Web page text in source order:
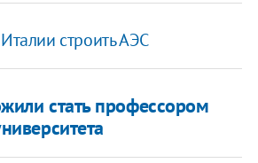
строить АЭС
стать профессором